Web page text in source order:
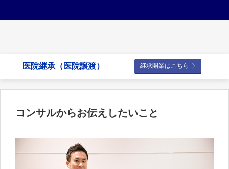
医院継承（医院譲渡） 継承開業はこちら
コンサルからお伝えしたいこと